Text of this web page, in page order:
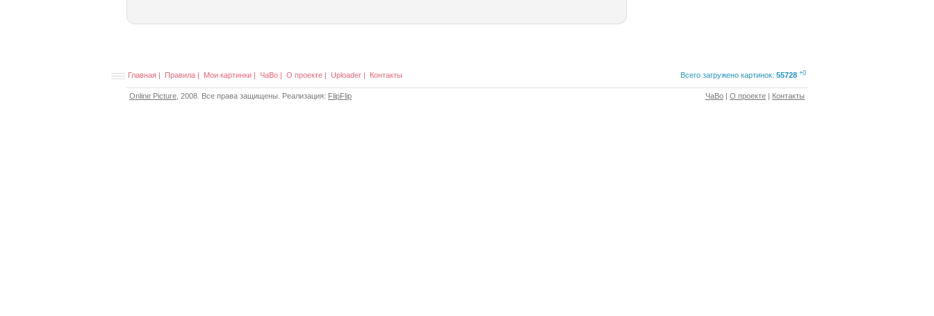
Всего загружено картинок: 55728 +0
Главная | Правила | Мои картинки | ЧаВо | О проекте | Uploader | Контакты
ЧаВо | О проекте | Контакты
Online Picture , 2008. Все права защищены. Реализация: FlipFlip